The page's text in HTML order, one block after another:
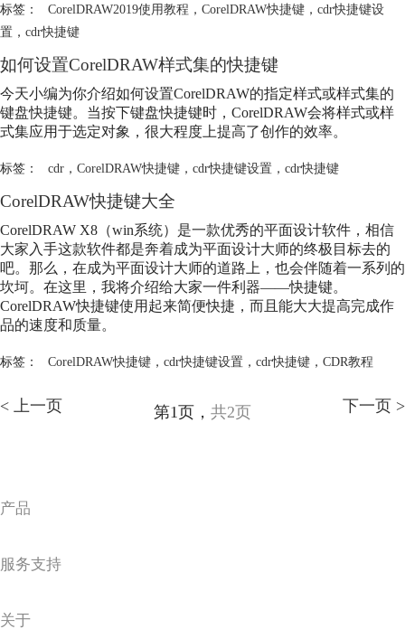
标签： CorelDRAW2019使用教程 ， CorelDRAW快捷键， cdr快捷键设
置 ， cdr快捷键
如何设置CorelDRAW样式集的快捷键
今天小编为你介绍如何设置CorelDRAW的指定样式或样式集的
键盘快捷键。当按下键盘快捷键时，CorelDRAW会将样式或样
式集应用于选定对象，很大程度上提高了创作的效率。
标签： cdr， CorelDRAW快捷键， cdr快捷键设置， cdr快捷键
CorelDRAW快捷键大全
CorelDRAW X8（win系统）是一款优秀的平面设计软件，相信
大家入手这款软件都是奔着成为平面设计大师的终极目标去的
吧。那么，在成为平面设计大师的道路上，也会伴随着一系列的
坎坷。在这里，我将介绍给大家一件利器——快捷键。
CorelDRAW快捷键使用起来简便快捷，而且能大大提高完成作
品的速度和质量。
标签： CorelDRAW快捷键， cdr快捷键设置， cdr快捷键， CDR教程
< 上一页 第1页， 共2页 下一页 >
产品
服务支持
关于